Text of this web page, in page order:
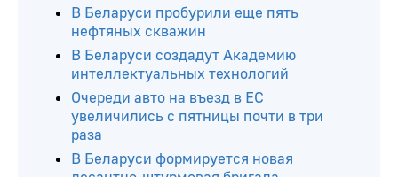
Читайте ещё
В Беларуси пробурили еще пять
нефтяных скважин